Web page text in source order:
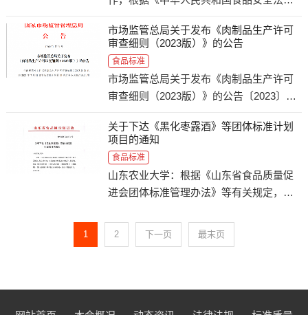
省食品安全地方标准立项建议。具体要求
如下：一、立项范围依据《中华人民共和
国食品安全法》《食品安
市场监管总局关于发布《肉制品生产许可
审查细则（2023版）》的公告
食品标准
市场监管总局关于发布《肉制品生产许可
审查细则（2023版）》的公告〔2023〕第
查细则（2023版）》已经2023年7月11日
市场监管总局第14次局务会议修订通过，
现予公告，自发布之日
关于下达《黑化枣露酒》等团体标准计划
项目的通知
食品标准
山东农业大学：根据《山东省食品质量促
进会团体标准管理办法》等有关规定，经
经研究，确定《黑化枣露酒》《 黑化枣多
糖》《黑化枣醋 》《黑化梨》《黑化梨
1 2 下一页 最末页